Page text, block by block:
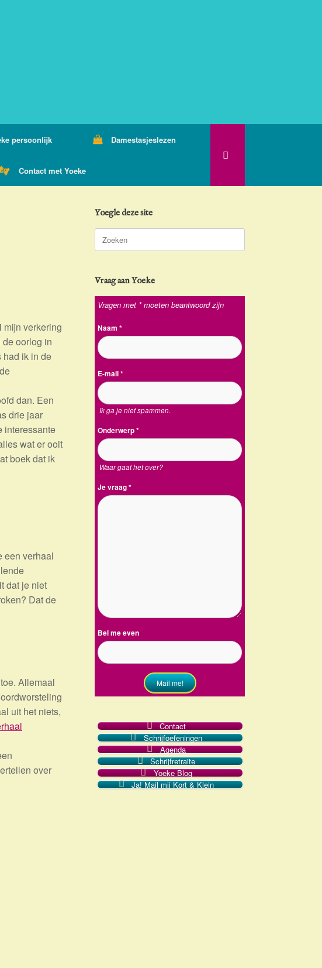
persoonlijk Damestasjeslezen
Contact met Yoeke
mijn verkering
oorlog in
had ik in de
dan. Een
drie jaar
interessante
wat er ooit
boek dat ik
een verhaal
dat je niet
Dat de
Allemaal
uit het niets,
over
Yoegle deze site
Zoeken
naar:
Vraag aan Yoeke
Vragen met * moeten beantwoord zijn
Naam*
E-mail*
Ik ga je niet spammen.
Onderwerp*
Waar gaat het over?
Je vraag*
Bel me even
Mail me!
Contact
Schrijfoefeningen
Agenda
Schrijfretraite
Yoeke Blog
Ja! Mail mij Kort & Klein